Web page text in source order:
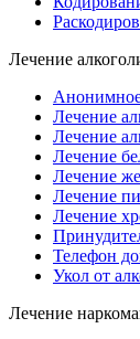
Лечение
Анонимное
Лечение
Лечение
Лечение
Лечение
Лечение
Лечение
Телефон
Укол от
Лечение